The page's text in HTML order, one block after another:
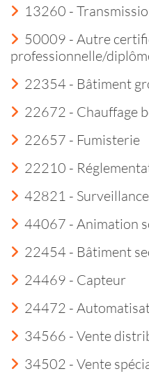
13260 -
50009 - Autre
professionnelle/
22354 - Bâtiment
22672 - Chauffage
22657 - Fumisterie
22210 -
42821 -
44067 - Animation
22454 - Bâtiment
24469 - Capteur
24472 -
34566 - Vente
34502 - Vente